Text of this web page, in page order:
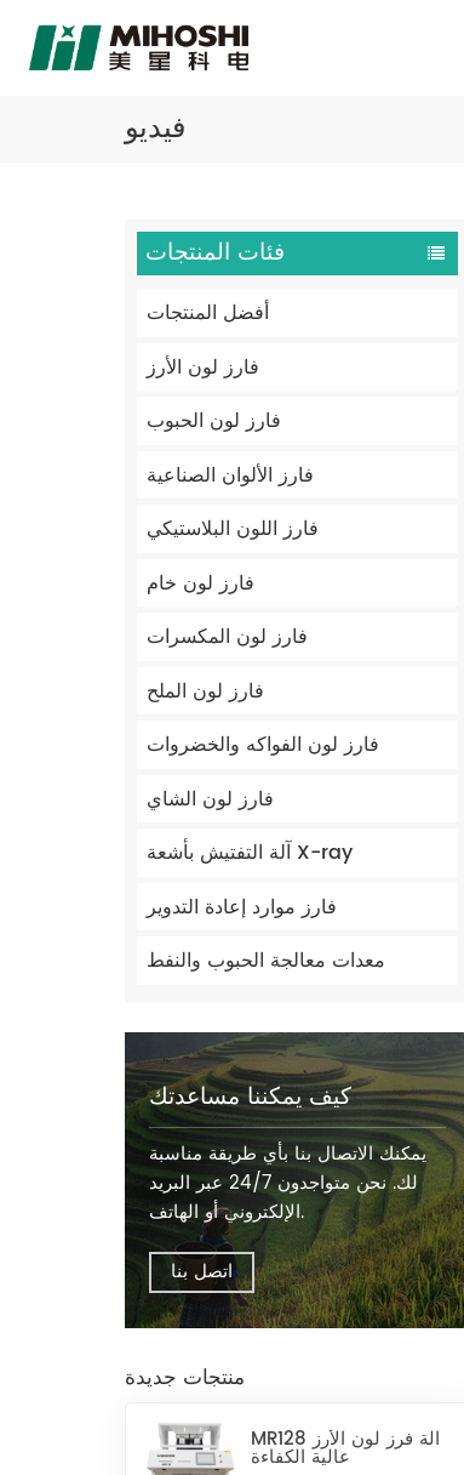
فيديو
فئات المنتجات
أفضل المنتجات
فارز لون الأرز
فارز لون الحبوب
فارز الألوان الصناعية
فارز اللون البلاستيكي
فارز لون خام
فارز لون المكسرات
فارز لون الملح
فارز لون الفواكه والخضروات
فارز لون الشاي
آلة التفتيش بأشعة X-ray
فارز موارد إعادة التدوير
معدات معالجة الحبوب والنفط
كيف يمكننا مساعدتك
يمكنك الاتصال بنا بأي طريقة مناسبة
لك. نحن متواجدون 24/7 عبر البريد
الإلكتروني أو الهاتف.
اتصل بنا
منتجات جديدة
MR128 آلة فرز لون الأرز
عالية الكفاءة